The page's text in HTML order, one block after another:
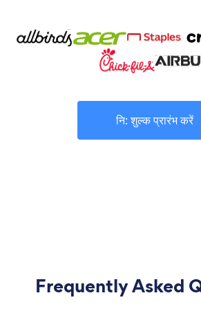
नि: शुल्क प्रारंभ करें
Frequently Asked